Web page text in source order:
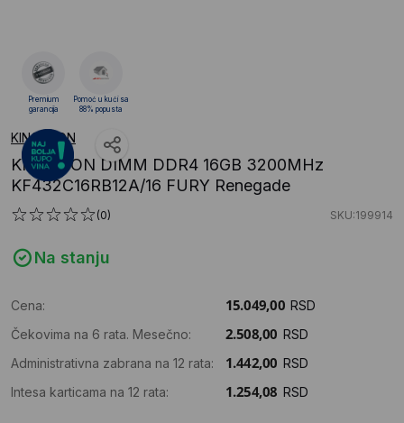
KINGSTON
KINGSTON DIMM DDR4 16GB 3200MHz
KF432C16RB12A/16 FURY Renegade
(0) SKU:199914
Na stanju
Cena:
RSD
Čekovima na 6 rata. Mesečno:
RSD
Administrativna zabrana na 12 rata:
RSD
Intesa karticama na 12 rata:
RSD
Premium
garancija
Pomoć u kući sa
88% popusta